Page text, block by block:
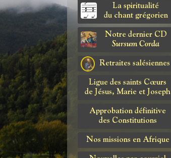
La spiritualité
du chant grégorien
Notre dernier CD
Sursum Corda
Retraites salésiennes
Ligue des saints Cœurs
de Jésus, Marie et Joseph
Approbation définitive
des Constitutions
Nos missions en Afrique